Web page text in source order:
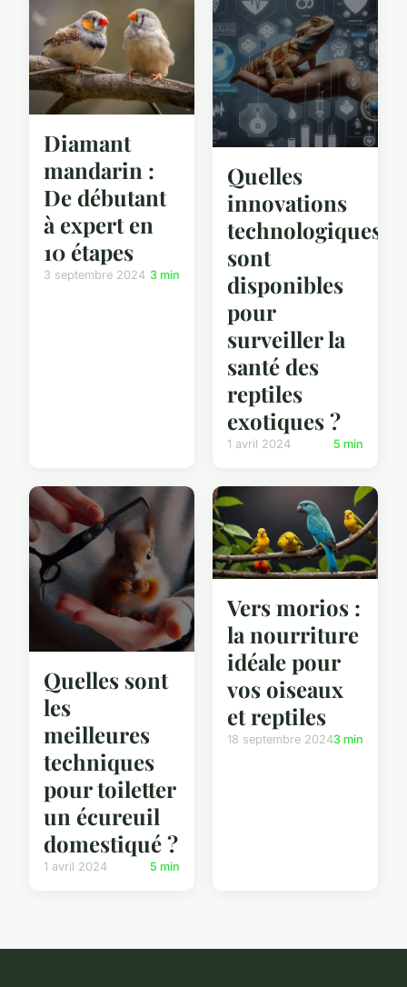
Diamant
mandarin :
De débutant
à expert en
10 étapes
3 septembre 2024 3 min
Quelles
innovations
technologiques
sont
disponibles
pour
surveiller la
santé des
reptiles
exotiques ?
1 avril 2024 5 min
Quelles sont
les
meilleures
techniques
pour toiletter
un écureuil
domestiqué ?
1 avril 2024 5 min
Vers morios :
la nourriture
idéale pour
vos oiseaux
et reptiles
18 septembre 20243 min